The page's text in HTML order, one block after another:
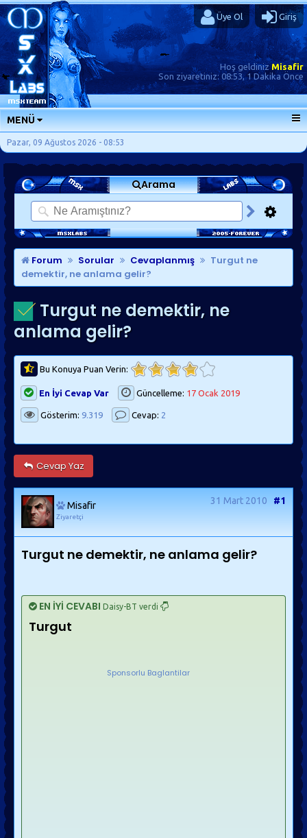
Üye Ol Giriş
Hoş geldinizMisafir
Son ziyaretiniz: 08:53, 1 Dakika Önce
MENÜ
ANA SAYFA
FORUMLAR
SORU-CEVAP
GÜNLÜKLER
SON MESAJLAR
KISAYOLLAR
Pazar, 09 Ağustos 2026 - 08:53
Arama
Forum Sorular Cevaplanmış
Turgut ne
demektir, ne anlama gelir?
Turgut ne demektir, ne
anlama gelir?
Bu Konuya Puan Verin:
En İyi Cevap Var Güncelleme: 17 Ocak 2019
Gösterim: 9.319 Cevap: 2
Cevap Yaz
Misafir
Ziyaretçi
31 Mart 2010 #1
Turgut ne demektir, ne anlama gelir?
EN İYİ CEVABI Daisy-BT verdi
Turgut
Sponsorlu Baglantilar